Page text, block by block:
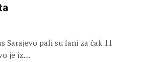
Sarajevo pali su lani za čak 11
je iz…